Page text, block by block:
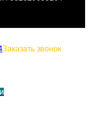
Заказать звонок